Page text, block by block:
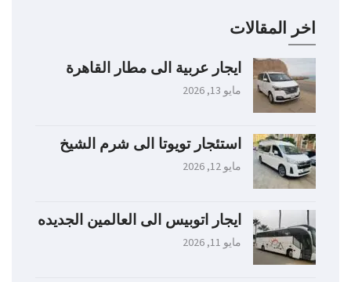
اخر المقالات
ايجار عربية الى مطار القاهرة
مايو 13, 2026
استئجار تويوتا الى شرم الشيخ
مايو 12, 2026
ايجار اتوبيس الى العالمين الجديده
مايو 11, 2026